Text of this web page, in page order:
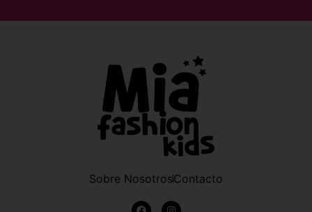
Sobre NosotrosContacto